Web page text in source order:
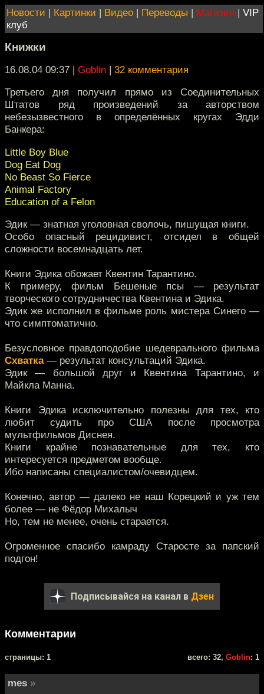
Новости | Картинки | Видео | Переводы | Магазин | VIP
клуб
Книжки
16.08.04 09:37 | Goblin | 32 комментария
Третьего дня получил прямо из Соединительных
Штатов ряд произведений за авторством
небезызвестного в определённых кругах Эдди
Банкера:
Little Boy Blue
Dog Eat Dog
No Beast So Fierce
Animal Factory
Education of a Felon
Эдик — знатная уголовная сволочь, пишущая книги.
Особо опасный рецидивист, отсидел в общей
сложности восемнадцать лет.
Книги Эдика обожает Квентин Тарантино.
К примеру, фильм Бешеные псы — результат
творческого сотрудничества Квентина и Эдика.
Эдик же исполнил в фильме роль мистера Синего —
что симптоматично.
Безусловное правдоподобие шедеврального фильма
Схватка— результат консультаций Эдика.
Эдик — большой друг и Квентина Тарантино, и
Майкла Манна.
Книги Эдика исключительно полезны для тех, кто
любит судить про США после просмотра
мультфильмов Диснея.
Книги крайне познавательные для тех, кто
интересуется предметом вообще.
Ибо написаны специалистом/очевидцем.
Конечно, автор — далеко не наш Корецкий и уж тем
более — не Фёдор Михалыч
Но, тем не менее, очень старается.
Огроменное спасибо камраду Старосте за папский
подгон!
Подписывайся на канал в Дзен
Комментарии
cтраницы: 1 всего: 32, Goblin: 1
mes »